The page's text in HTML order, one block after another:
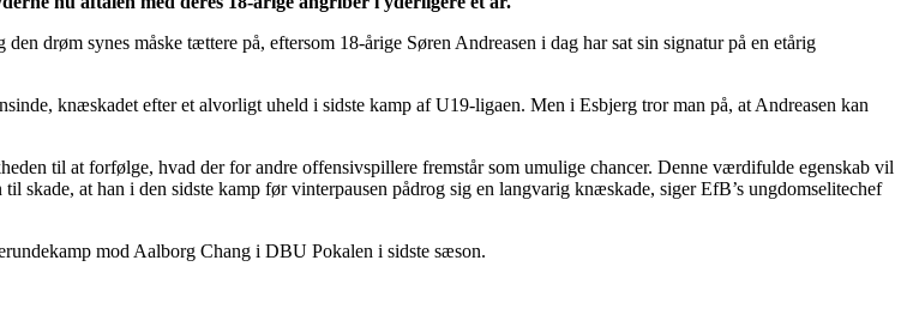
drøm synes måske tættere på, eftersom 18-årige Søren Andreasen i dag har sat sin signatur på en etårig
knæskadet efter et alvorligt uheld i sidste kamp af U19-ligaen. Men i Esbjerg tror man på, at Andreasen kan
til at forfølge, hvad der for andre offensivspillere fremstår som umulige chancer. Denne værdifulde egenskab vil
at han i den sidste kamp før vinterpausen pådrog sig en langvarig knæskade, siger EfB’s ungdomselitechef
mod Aalborg Chang i DBU Pokalen i sidste sæson.